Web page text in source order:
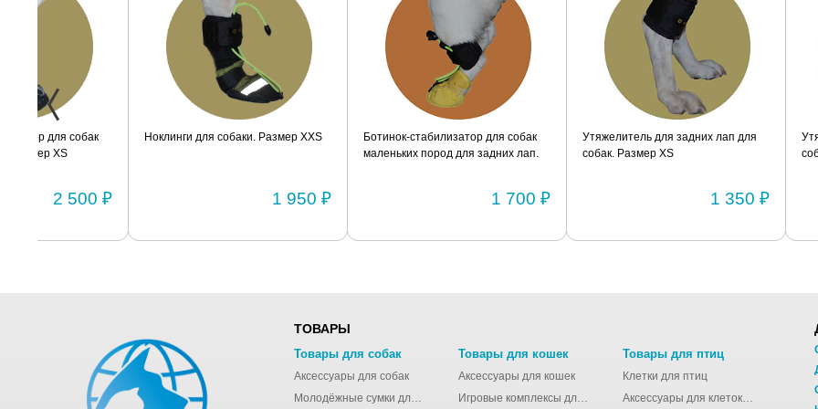
Ноклинги для собаки. Размер XXS
Ботинок-стабилизатор для собак
маленьких пород для задних лап.
Утяжелитель для задних лап для
собак. Размер XS
Утяжелитель для
ТОВАРЫ
Товары для собак
Аксессуары для собак
Молодёжные сумки для девушек
Товары для кошек
Аксессуары для кошек
Игровые комплексы для кошек
Товары для птиц
Клетки для птиц
Аксессуары для клеток для птиц